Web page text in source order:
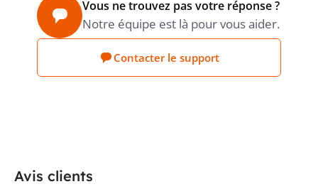
Vous ne trouvez pas votre réponse ?
Notre équipe est là pour vous aider.
Contacter le support
Avis clients